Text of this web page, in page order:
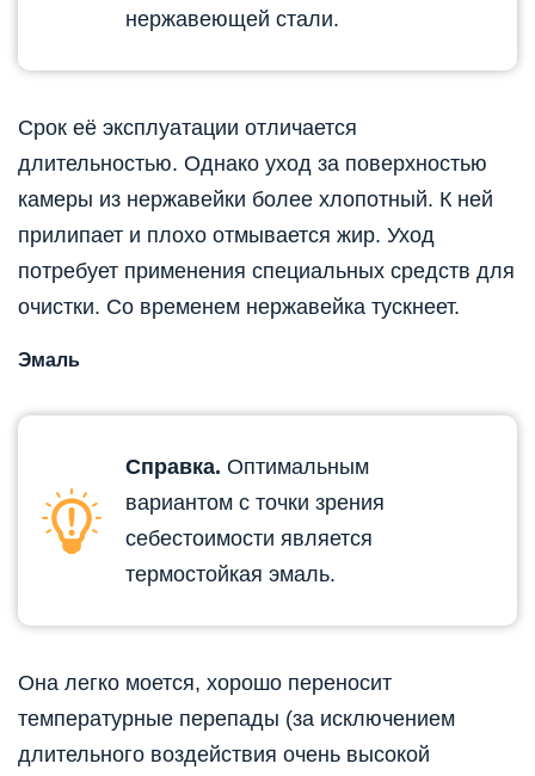
нержавеющей стали.
Срок её эксплуатации отличается
длительностью. Однако уход за поверхностью
камеры из нержавейки более хлопотный. К ней
прилипает и плохо отмывается жир. Уход
потребует применения специальных средств для
очистки. Со временем нержавейка тускнеет.
Эмаль
Справка. Оптимальным
вариантом с точки зрения
себестоимости является
термостойкая эмаль.
Она легко моется, хорошо переносит
температурные перепады (за исключением
длительного воздействия очень высокой